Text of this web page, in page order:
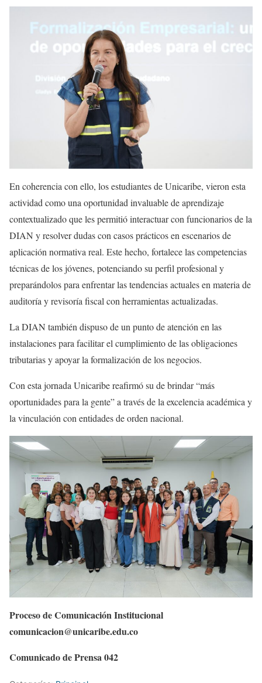
En coherencia con ello, los estudiantes de Unicaribe, vieron esta
actividad como una oportunidad invaluable de aprendizaje
contextualizado que les permitió interactuar con funcionarios de la
DIAN y resolver dudas con casos prácticos en escenarios de
aplicación normativa real. Este hecho, fortalece las competencias
técnicas de los jóvenes, potenciando su perfil profesional y
preparándolos para enfrentar las tendencias actuales en materia de
auditoría y revisoría fiscal con herramientas actualizadas.
La DIAN también dispuso de un punto de atención en las
instalaciones para facilitar el cumplimiento de las obligaciones
tributarias y apoyar la formalización de los negocios.
Con esta jornada Unicaribe reafirmó su de brindar “más
oportunidades para la gente” a través de la excelencia académica y
la vinculación con entidades de orden nacional.
Proceso de Comunicación Institucional
comunicacion@unicaribe.edu.co
Comunicado de Prensa 042